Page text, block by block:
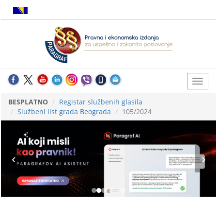
BESPLATNO
Registar službenih glasila
Službeni list grada Beograda
105/2024